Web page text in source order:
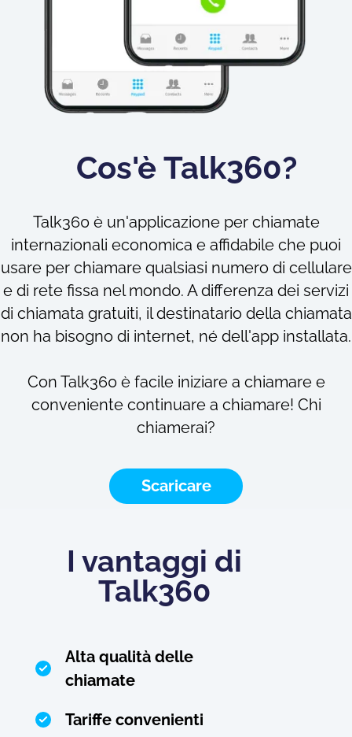
Cos'è Talk360?
Talk360 è un'applicazione per chiamate
internazionali economica e affidabile che puoi
usare per chiamare qualsiasi numero di cellulare
e di rete fissa nel mondo. A differenza dei servizi
di chiamata gratuiti, il destinatario della chiamata
non ha bisogno di internet, né dell'app installata.
Con Talk360 è facile iniziare a chiamare e
conveniente continuare a chiamare! Chi
chiamerai?
Scaricare
I vantaggi di
Talk360
Alta qualità delle
chiamate
Tariffe convenienti